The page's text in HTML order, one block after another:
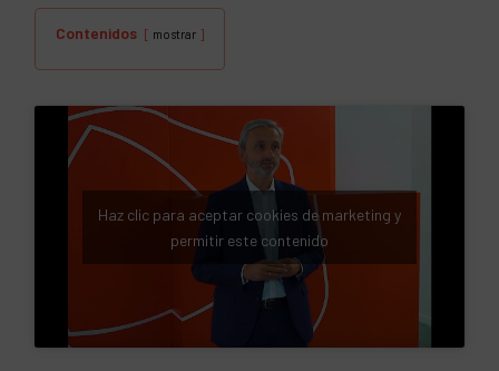
Contenidos mostrar
Haz clic para aceptar cookies de marketing y
permitir este contenido